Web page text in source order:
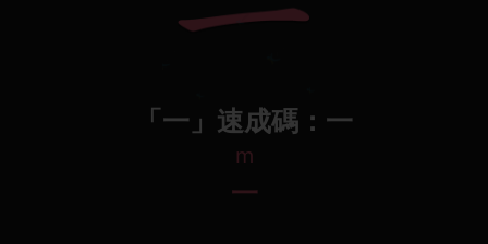
「一」速成碼：一
m
一